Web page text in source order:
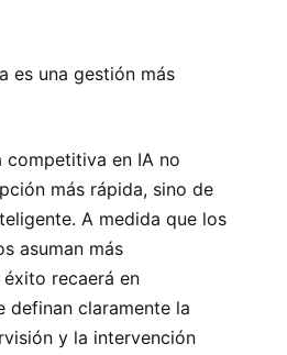
es una gestión más
competitiva en IA no
más rápida, sino de
A medida que los
asuman más
recaerá en
definan claramente la
y la intervención